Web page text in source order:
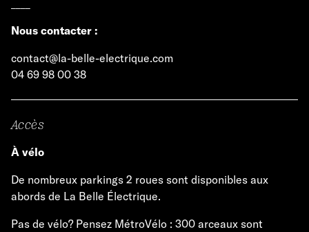
Nous contacter :
contact@la-belle-electrique.com
04 69 98 00 38
Accès
À vélo
De nombreux parkings 2 roues sont disponibles aux
abords de La Belle Électrique.
Pas de vélo? Pensez MétroVélo : 300 arceaux sont